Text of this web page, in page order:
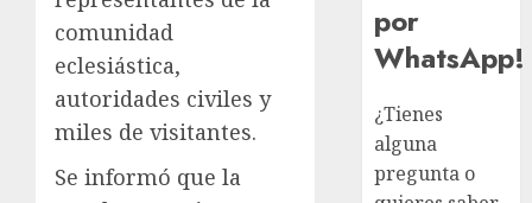
comunidad
eclesiástica,
autoridades civiles y
miles de visitantes.
Se informó que la
por
WhatsApp!
¿Tienes
alguna
pregunta o